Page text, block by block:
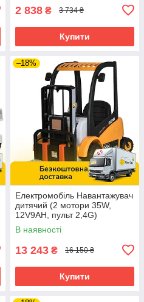
2 838 ₴ 3 734 ₴
Купити
–18%
Електромобіль Навантажувач
дитячий (2 мотори 35W,
12V9AH, пульт 2,4G)
Спецтехніка Bambi M
5989BLR-6 Жовтий
В наявності
13 243 ₴ 16 150 ₴
Купити